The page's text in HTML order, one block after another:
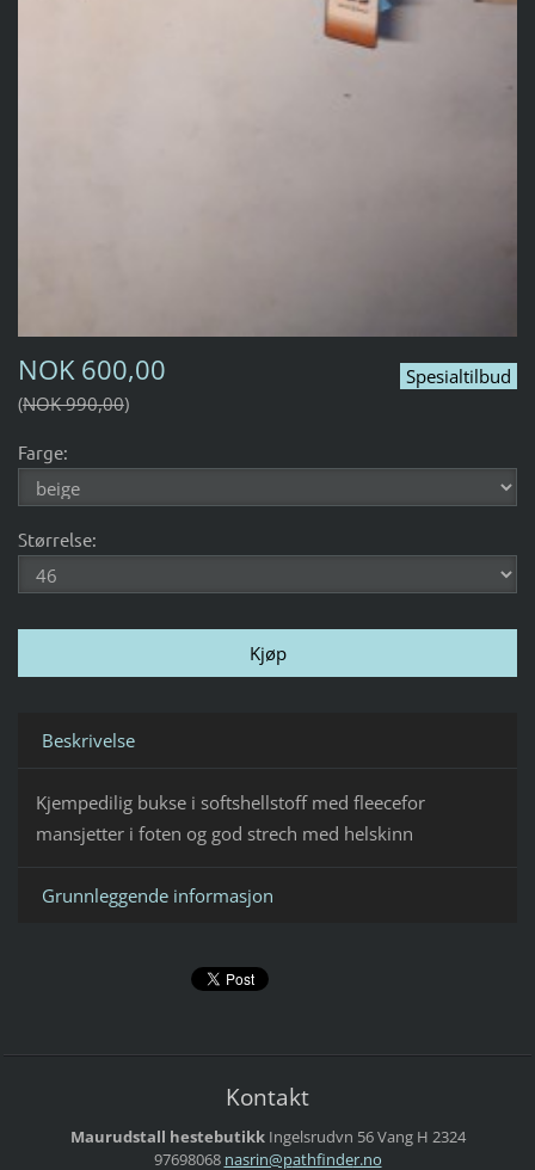
Spesialtilbud
NOK 600,00
NOK 990,00
Farge:
Størrelse:
Beskrivelse
Kjempedilig bukse i softshellstoff med fleecefor
mansjetter i foten og god strech med helskinn
Grunnleggende informasjon
Kontakt
Maurudstall hestebutikk Ingelsrudvn 56Vang H 2324
97698068 nasrin@pathfinder.no